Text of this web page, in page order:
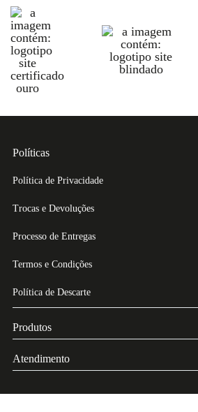
Políticas
Política de Privacidade
Trocas e Devoluções
Processo de Entregas
Termos e Condições
Política de Descarte
Produtos
Atendimento